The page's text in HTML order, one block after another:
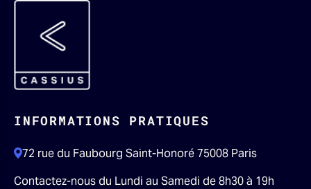
INFORMATIONS PRATIQUES
72 rue du Faubourg Saint-Honoré 75008 Paris
Contactez-nous du Lundi au Samedi de 8h30 à 19h